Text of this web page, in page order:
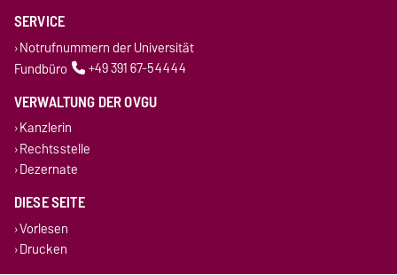
SERVICE
Notrufnummern der Universität
Fundbüro
+49 391 67-54444
VERWALTUNG DER OVGU
Kanzlerin
Rechtsstelle
Dezernate
DIESE SEITE
Vorlesen
Drucken